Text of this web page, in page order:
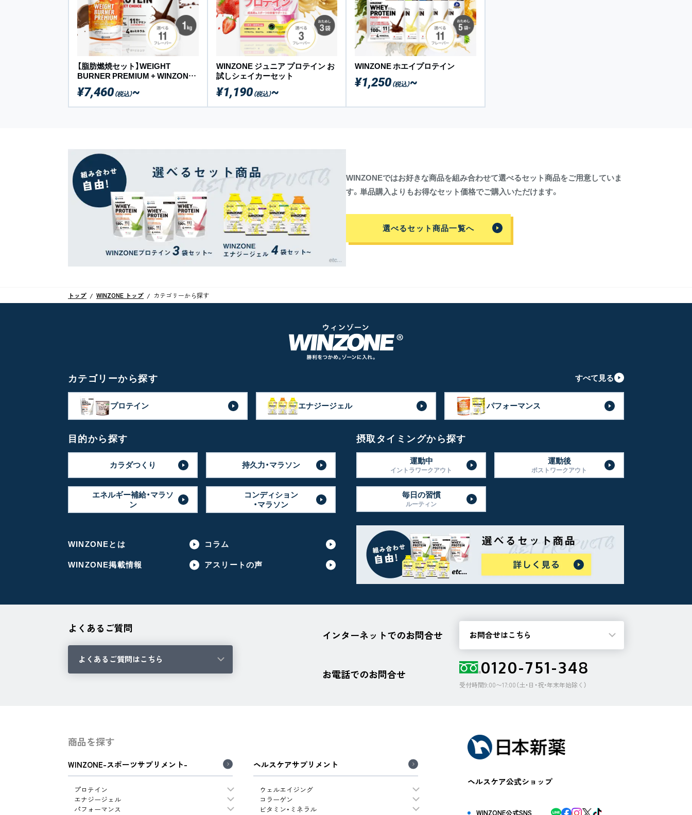
【脂肪燃焼セット】WEIGHT
BURNER PREMIUM + WINZONE
プロテイン
¥7,460（税込）~
WINZONE ジュニア プロテイン お
試しシェイカーセット
¥1,190（税込）~
WINZONE ホエイプロテイン
¥1,250（税込）~
WINZONEではお好きな商品を組み合わせて選べるセット商品をご用意していま
す。単品購入よりもお得なセット価格でご購入いただけます。
選べるセット商品一覧へ
トップ WINZONE トップ カテゴリーから探す
カテゴリーから探す すべて見る
プロテイン エナジージェル パフォーマンス
目的から探す
カラダつくり 持久力・マラソン
エネルギー補給・マラソ
ン
コンディション
・マラソン
摂取タイミングから探す
運動中
イントラワークアウト
運動後
ポストワークアウト
毎日の習慣
ルーティン
WINZONEとは
コラム
WINZONE掲載情報
アスリートの声
よくあるご質問
よくあるご質問はこちら
インターネットでのお問合せ お問合せはこちら
お電話でのお問合せ 0120-751-348
受付時間9:00〜17:00（土・日・祝・年末年始除く）
商品を探す
WINZONE-スポーツサプリメント-
プロテイン
エナジージェル
パフォーマンス
ヘルスケアサプリメント
ウェルエイジング
コラーゲン
ビタミン・ミネラル
ヘルスケア公式ショップ
WINZONE公式SNS